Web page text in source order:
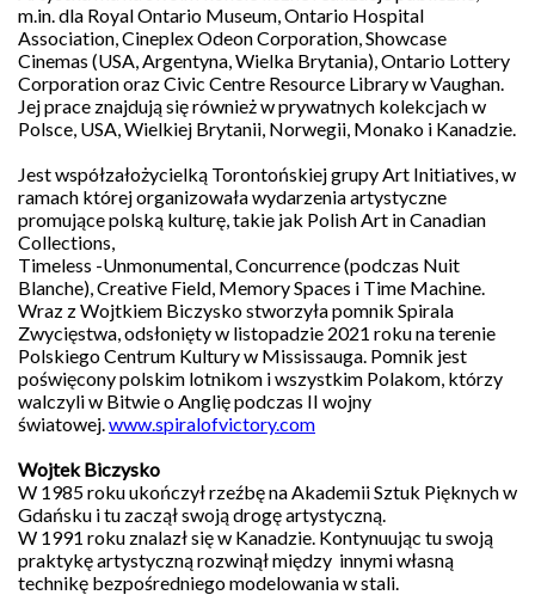
kulturę
sztukę
przekazując
1,5%
podatku:
KRS
Patronat
medialny
m.in. dla Royal Ontario Museum, Ontario Hospital
Association, Cineplex Odeon Corporation, Showcase
Cinemas (USA, Argentyna, Wielka Brytania), Ontario Lottery
Corporation oraz Civic Centre Resource Library w Vaughan.
Jej prace znajdują się również w prywatnych kolekcjach w
Polsce, USA, Wielkiej Brytanii, Norwegii, Monako i Kanadzie.
Jest współzałożycielką Torontońskiej grupy Art Initiatives, w
ramach której organizowała wydarzenia artystyczne
promujące polską kulturę, takie jak Polish Art in Canadian
Collections,
Timeless -Unmonumental, Concurrence (podczas Nuit
Blanche), Creative Field, Memory Spaces i Time Machine.
Wraz z Wojtkiem Biczysko stworzyła pomnik Spirala
Zwycięstwa, odsłonięty w listopadzie 2021 roku na terenie
Polskiego Centrum Kultury w Mississauga. Pomnik jest
poświęcony polskim lotnikom i wszystkim Polakom, którzy
walczyli w Bitwie o Anglię podczas II wojny
światowej.www.spiralofvictory.com
Wojtek Biczysko
W 1985 roku ukończył rzeźbę na Akademii Sztuk Pięknych w
Gdańsku i tu zaczął swoją drogę artystyczną.
W 1991 roku znalazł się w Kanadzie. Kontynuując tu swoją
praktykę artystyczną rozwinął między innymi własną
technikę bezpośredniego modelowania w stali.